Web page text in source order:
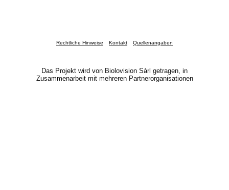
Rechtliche Hinweise Kontakt Quellenangaben
Das Projekt wird von Biolovision Sàrl getragen, in
Zusammenarbeit mit mehreren Partnerorganisationen